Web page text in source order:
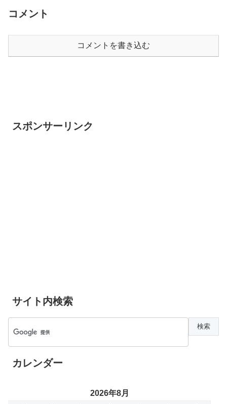
コメント
コメントを書き込む
スポンサーリンク
サイト内検索
カレンダー
2026年8月